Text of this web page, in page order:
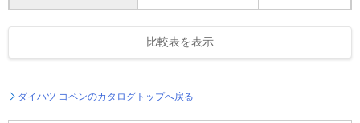
比較表を表示
ダイハツ コペンのカタログトップへ戻る